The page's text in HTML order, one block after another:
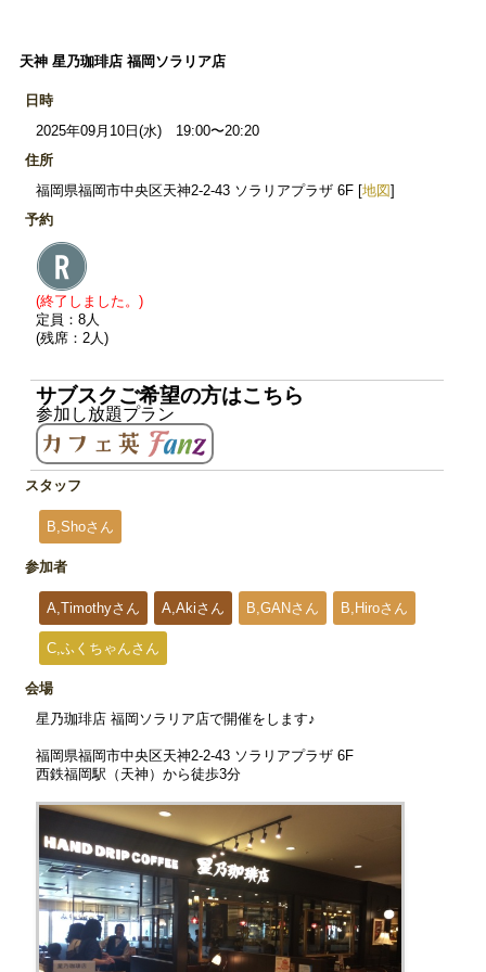
天神 星乃珈琲店 福岡ソラリア店
日時
2025年09月10日(水) 19:00〜20:20
住所
福岡県福岡市中央区天神2-2-43 ソラリアプラザ 6F [地図]
予約
(終了しました。)
定員：8人
(残席：2人)
サブスクご希望の方はこちら
参加し放題プラン
スタッフ
B,Shoさん
参加者
A,Timothyさん A,Akiさん B,GANさん B,Hiroさん
C,ふくちゃんさん
会場
星乃珈琲店 福岡ソラリア店で開催をします♪
福岡県福岡市中央区天神2-2-43 ソラリアプラザ 6F
西鉄福岡駅（天神）から徒歩3分